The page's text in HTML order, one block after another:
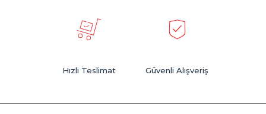
Hızlı Teslimat Güvenli Alışveriş